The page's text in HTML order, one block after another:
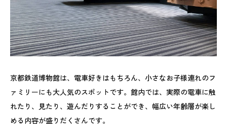
京都鉄道博物館は、電車好きはもちろん、小さなお子様連れのフ
ァミリーにも大人気のスポットです。館内では、実際の電車に触
れたり、見たり、遊んだりすることができ、幅広い年齢層が楽し
める内容が盛りだくさんです。